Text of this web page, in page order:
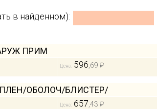
в найденном):
ПРИМ
Цена: 596,69 ₽
ПЛЕН/ОБОЛОЧ/БЛИСТЕР/
Цена: 657,43 ₽